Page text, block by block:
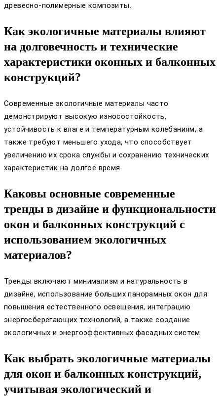
древесно-полимерные композиты.
Как экологичные материалы влияют
на долговечность и технические
характеристики оконных и балконных
конструкций?
Современные экологичные материалы часто
демонстрируют высокую износостойкость,
устойчивость к влаге и температурным колебаниям, а
также требуют меньшего ухода, что способствует
увеличению их срока службы и сохранению технических
характеристик на долгое время.
Каковы основные современные
тренды в дизайне и функциональности
окон и балконных конструкций с
использованием экологичных
материалов?
Тренды включают минимализм и натуральность в
дизайне, использование больших панорамных окон для
повышения естественного освещения, интеграцию
энергосберегающих технологий, а также создание
экологичных и энергоэффективных фасадных систем.
Как выбрать экологичные материалы
для окон и балконных конструкций,
учитывая экологический и